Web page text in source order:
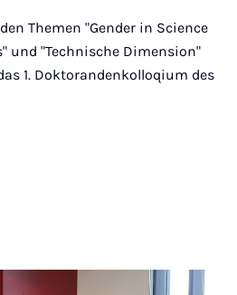
Themen "Gender in Science
und "Technische Dimension"
1. Doktorandenkolloqium des